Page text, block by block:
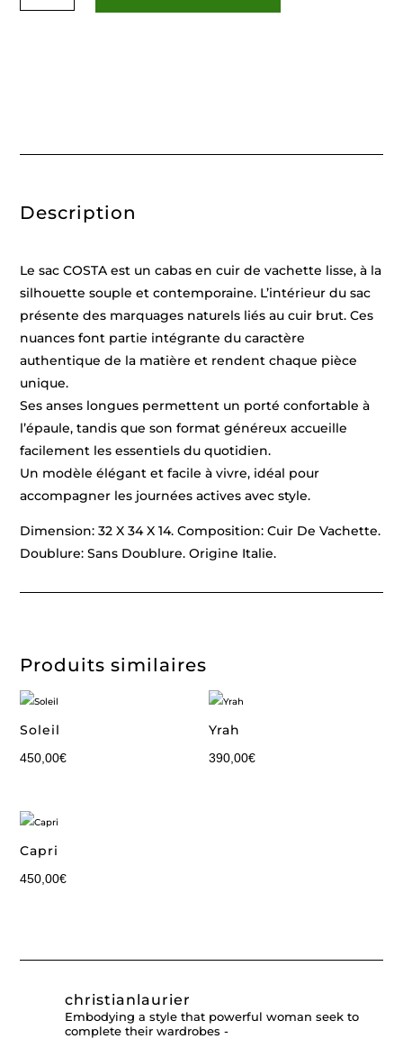
Description
Le sac COSTA est un cabas en cuir de vachette lisse, à la
silhouette souple et contemporaine. L’intérieur du sac
présente des marquages naturels liés au cuir brut. Ces
nuances font partie intégrante du caractère
authentique de la matière et rendent chaque pièce
unique.
Ses anses longues permettent un porté confortable à
l’épaule, tandis que son format généreux accueille
facilement les essentiels du quotidien.
Un modèle élégant et facile à vivre, idéal pour
accompagner les journées actives avec style.
Dimension: 32 X 34 X 14. Composition: Cuir De Vachette.
Doublure: Sans Doublure. Origine Italie.
Produits similaires
Soleil
450,00€
Yrah
390,00€
Capri
450,00€
christianlaurier
Embodying a style that powerful woman seek to
complete their wardrobes -